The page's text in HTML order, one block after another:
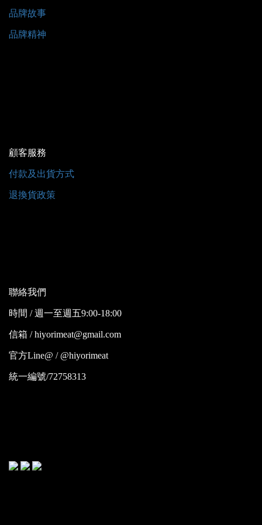
品牌故事
品牌精神
顧客服務
付款及出貨方式
退換貨政策
聯絡我們
時間 / 週一至週五9:00-18:00
信箱 / hiyorimeat@gmail.com
官方Line@ / @hiyorimeat
統一編號/72758313